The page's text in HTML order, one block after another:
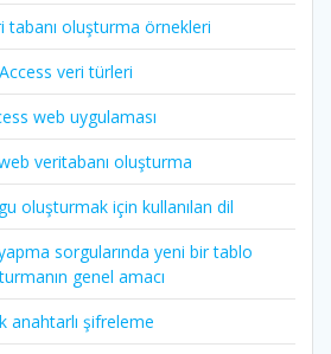
tabanı oluşturma örnekleri
Access veri türleri
web uygulaması
veritabanı oluşturma
oluşturmak için kullanılan dil
sorgularında yeni bir tablo
genel amacı
anahtarlı şifreleme